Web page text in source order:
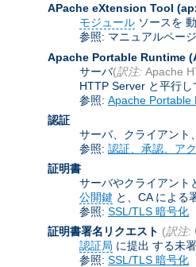
APache eXtension Tool
モジュール ソースを
参照: マニュアルペー
Apache Portable Runtime
サーバ(訳注: Apache
HTTP Server と平行し
参照: Apache Portable
認証
サーバ、クライアント
参照: 認証、承認、ア
証明書
サーバやクライアント
公開鍵 と、CA による
参照: SSL/TLS 暗号化
証明書署名リクエスト (訳注:
認証局 に提出 する未
参照: SSL/TLS 暗号化